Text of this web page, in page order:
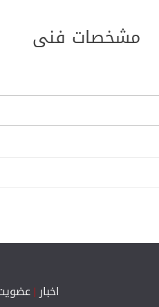
مشخصات فنی
اخبار|